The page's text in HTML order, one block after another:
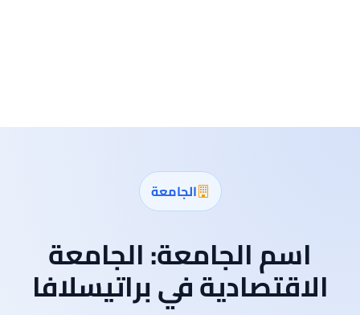
الجامعة
اسم الجامعة:الجامعة
الاقتصادية في براتيسلافا